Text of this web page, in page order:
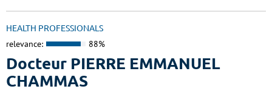
HEALTH PROFESSIONALS
relevance: 88%
Docteur PIERRE EMMANUEL
CHAMMAS